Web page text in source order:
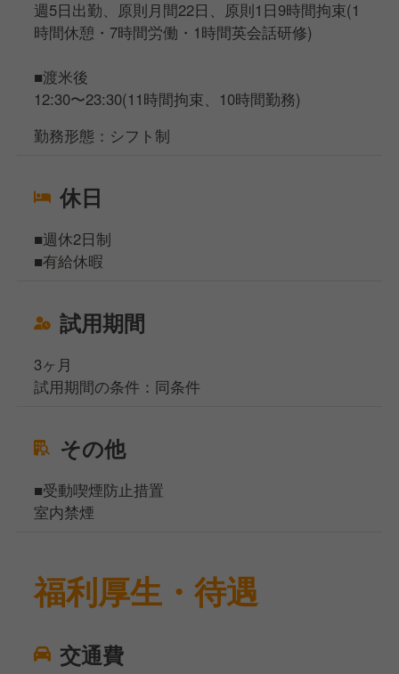
週5日出勤、原則月間22日、原則1日9時間拘束(1
時間休憩・7時間労働・1時間英会話研修)
■渡米後
12:30〜23:30(11時間拘束、10時間勤務)
勤務形態：シフト制
休日
■週休2日制
■有給休暇
試用期間
3ヶ月
試用期間の条件：同条件
その他
■受動喫煙防止措置
室内禁煙
福利厚生・待遇
交通費